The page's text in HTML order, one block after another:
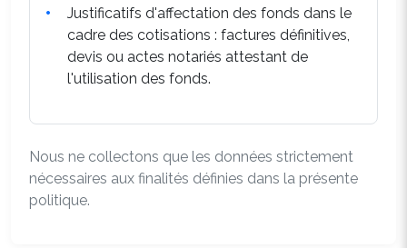
Justificatifs d'affectation des fonds dans le
cadre des cotisations : factures définitives,
devis ou actes notariés attestant de
l'utilisation des fonds.
Nous ne collectons que les données strictement
nécessaires aux finalités définies dans la présente
politique.